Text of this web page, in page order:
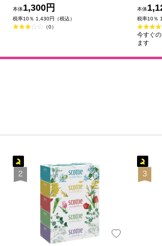
薬部外品)
本体1,300円
税率10％ 1,430円（税込）
（0）
本体
税率10％
今すぐ
ます